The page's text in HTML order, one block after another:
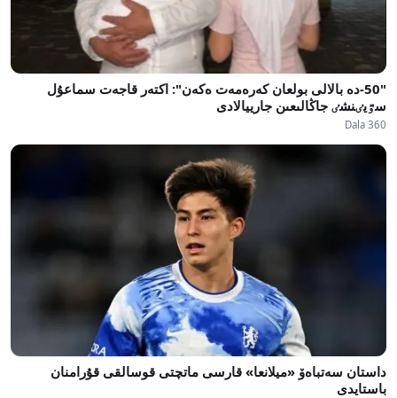
"50-دە بالالى بولعان كەرەمەت ەكەن": اكتەر قاجەت سماعۇل
سٷيٸنشٸ جاڭالىعىن جارييالادى
Dala 360
داستان سەتباەۆ «ميلانعا» قارسى ماتچتى قوسالقى قۇرامنان
باستايدى